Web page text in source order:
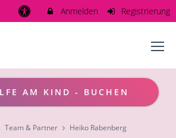
Anmelden Registrierung
AM KIND - BUCHEN
Team & Partner Heiko Rabenberg